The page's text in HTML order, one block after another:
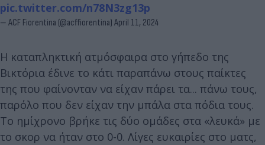
pic.twitter.com/n78N3zg13p
— ACF Fiorentina (@acffiorentina) April 11, 2024
Η καταπληκτική ατμόσφαιρα στο γήπεδο της
Βικτόρια έδινε το κάτι παραπάνω στους παίκτες
της που φαίνονταν να είχαν πάρει τα... πάνω τους,
παρόλο που δεν είχαν την μπάλα στα πόδια τους.
Το ημίχρονο βρήκε τις δύο ομάδες στα «λευκά» με
το σκορ να ήταν στο 0-0. Λίγες ευκαιρίες στο ματς,